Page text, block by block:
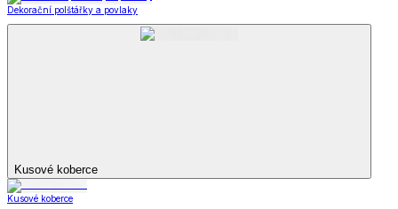
Dekorační polštářky a povlaky
Kusové koberce
Kusové koberce